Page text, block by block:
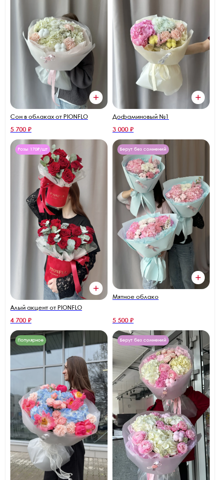
Сон в облаках от PIONFLO
5 700 ₽
Дофаминовый №1
3 000 ₽
Розы 170₽/шт
Алый акцент от PIONFLO
4 700 ₽
Берут без сомнений
Мятное облако
5 500 ₽
Популярное Берут без сомнений